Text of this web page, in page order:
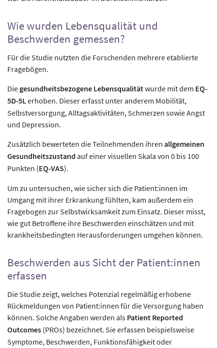
Wie wurden Lebensqualität und
Beschwerden gemessen?
Für die Studie nutzten die Forschenden mehrere etablierte
Fragebögen.
Die gesundheitsbezogene Lebensqualitätwurde mit dem EQ-
5D-5Lerhoben. Dieser erfasst unter anderem Mobilität,
Selbstversorgung, Alltagsaktivitäten, Schmerzen sowie Angst
und Depression.
Zusätzlich bewerteten die Teilnehmenden ihren allgemeinen
Gesundheitszustand auf einer visuellen Skala von 0 bis 100
Punkten (EQ-VAS).
Um zu untersuchen, wie sicher sich die Patient:innen im
Umgang mit ihrer Erkrankung fühlten, kam außerdem ein
Fragebogen zur Selbstwirksamkeit zum Einsatz. Dieser misst,
wie gut Betroffene ihre Beschwerden einschätzen und mit
krankheitsbedingten Herausforderungen umgehen können.
Beschwerden aus Sicht der Patient:innen
erfassen
Die Studie zeigt, welches Potenzial regelmäßig erhobene
Rückmeldungen von Patient:innen für die Versorgung haben
können. Solche Angaben werden als Patient Reported
Outcomes (PROs) bezeichnet. Sie erfassen beispielsweise
Symptome, Beschwerden, Funktionsfähigkeit oder